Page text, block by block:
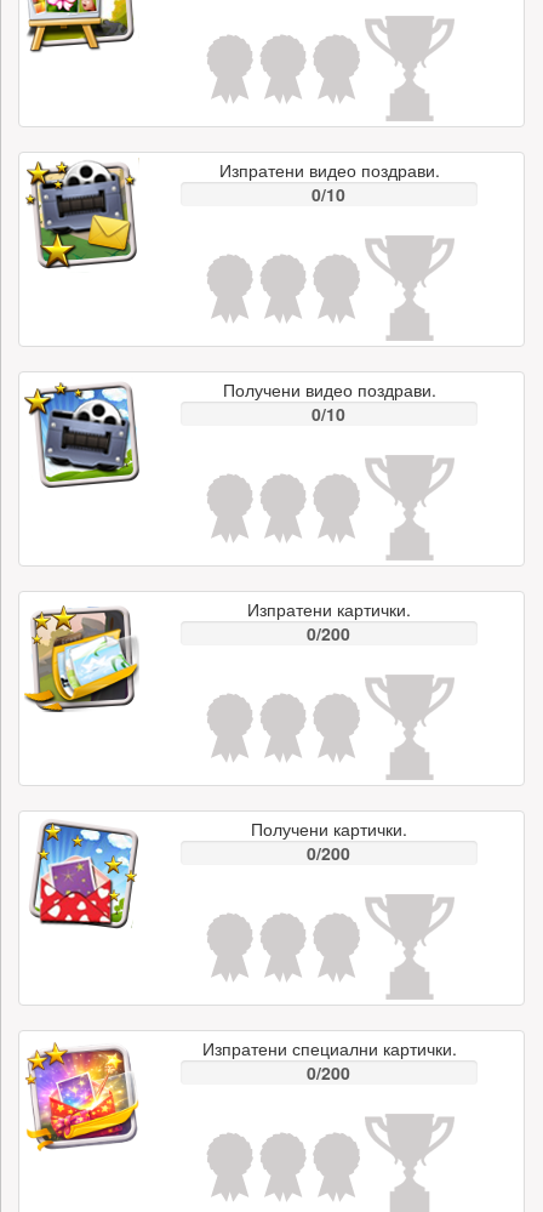
Изпратени видео поздрави.
0/10
Получени видео поздрави.
0/10
Изпратени картички.
0/200
Получени картички.
0/200
Изпратени специални картички.
0/200